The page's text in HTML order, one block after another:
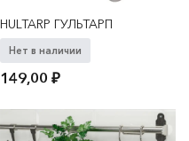
HULTARP ГУЛЬТАРП
Нет в наличии
149,00₽